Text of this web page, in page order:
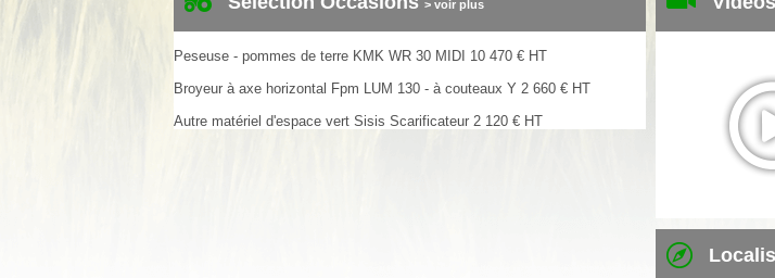
> voir plus
Peseuse - pommes de terre KMK WR 30 MIDI 10 470 € HT
Broyeur à axe horizontal Fpm LUM 130 - à couteaux Y 2 660 € HT
Autre matériel d'espace vert Sisis Scarificateur 2 120 € HT